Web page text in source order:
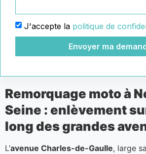
J'accepte la politique de
Envoyer ma
Remorquage moto à
Seine : enlèvement
long des grandes
L’avenue Charles-de-Gaulle, large